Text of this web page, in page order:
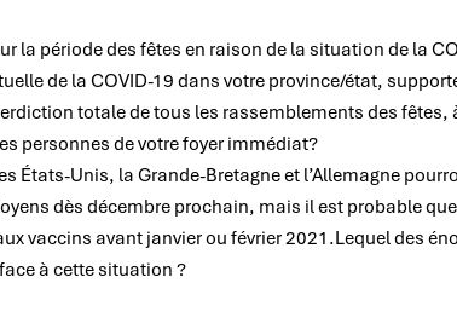
la période des fêtes en raison de la situation de la
de la COVID-19 dans votre province/état,
totale de tous les rassemblements des fêtes,
personnes de votre foyer immédiat?
États-Unis, la Grande-Bretagne et l’Allemagne
dès décembre prochain, mais il est probable
vaccins avant janvier ou février 2021.Lequel des
à cette situation ?